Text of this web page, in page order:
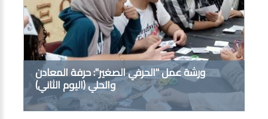
ورشة عمل "الحرفي الصغير": حرفة المعادن
والحلي (اليوم الثاني)